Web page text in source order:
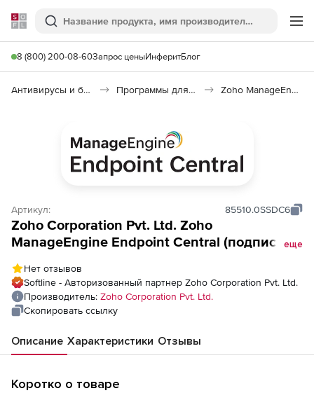
Softline
Поиск
8 (800) 200-08-60Запрос ценыИнферитБлог
Антивирусы и безопасность Программы для защиты информации Zoho ManageEngine Endpoint Central
Артикул: 85510.0SSDC6
Zoho Corporation Pvt. Ltd. Zoho
ManageEngine Endpoint Central (подписка
500 Servers and Single User License
еще
Нет отзывов
Softline - Авторизованный партнер Zoho Corporation Pvt. Ltd.
Производитель: Zoho Corporation Pvt. Ltd.
Скопировать ссылку
Описание Характеристики Отзывы
Коротко о товаре